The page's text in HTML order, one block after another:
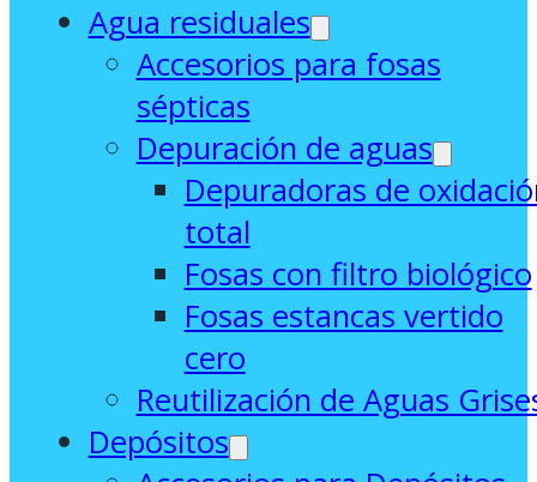
Agua residuales
Accesorios para fosas
sépticas
Depuración de aguas
Depuradoras de
total
Fosas con filtro biológico
Fosas estancas vertido
cero
Reutilización de Aguas
Depósitos